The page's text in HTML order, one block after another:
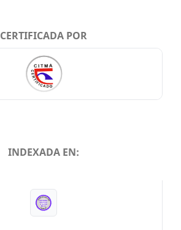
CERTIFICADA POR
INDEXADA EN: